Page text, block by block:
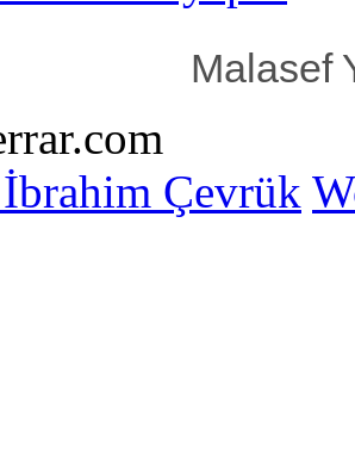
Malasef
İbrahim Çevrük